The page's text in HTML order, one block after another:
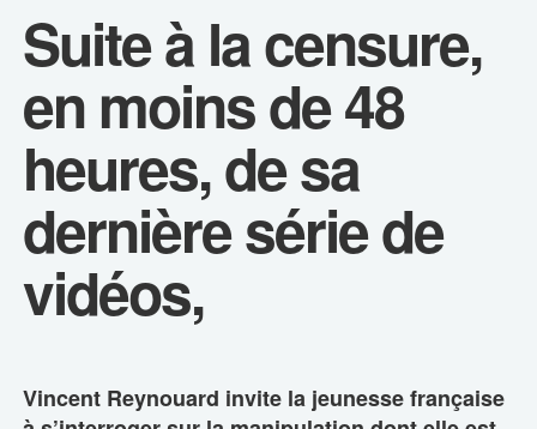
Suite à la censure,
en moins de 48
heures, de sa
dernière série de
vidéos,
Vincent Reynouard invite la jeunesse française